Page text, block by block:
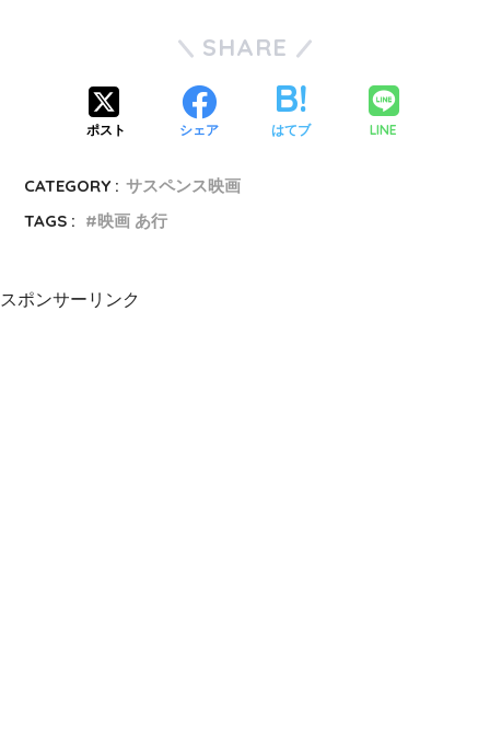
SHARE
ポスト シェア はてブ LINE
CATEGORY : サスペンス映画
TAGS :
映画 あ行
スポンサーリンク